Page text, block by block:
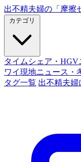
出不精夫婦の 「摩擦
タイムシェア・HGV
ワイ現地ニュース・
タグ一覧 出不精夫婦